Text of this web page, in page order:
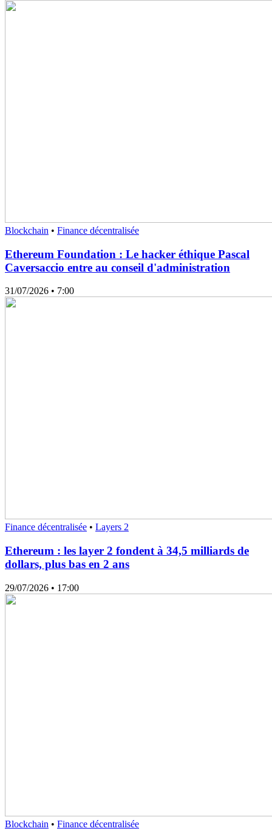
Blockchain • Finance décentralisée
Ethereum Foundation : Le hacker éthique Pascal
Caversaccio entre au conseil d'administration
31/07/2026 • 7:00
Finance décentralisée • Layers 2
Ethereum : les layer 2 fondent à 34,5 milliards de
dollars, plus bas en 2 ans
29/07/2026 • 17:00
Blockchain • Finance décentralisée